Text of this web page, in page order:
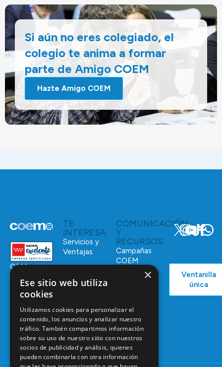
Si aún no eres colegiado, el
colegio te anima a formar
parte de Amigo COEM
Hazte Amigo COEM
C/ Mauricio
Legendre,
28046
Madrid
91 561 29 05
informacion@coem.org.es
TE
INTERESA
Servicios y
Ventajas
Bolsa de
Empleo
Tablón de
anuncios
COMUNICACIÓN
Y
RECURSOS
Campañas
COEM
Ventanilla
única
×
Ese sitio web utiliza
cookies
Utilizamos cookies para personalizar el
contenido, los anuncios y analizar nuestro
tráfico. También compartimos información
sobre su uso de nuestro sitio con nuestros
socios de publicidad y análisis, quienes
pueden combinarla con otra información